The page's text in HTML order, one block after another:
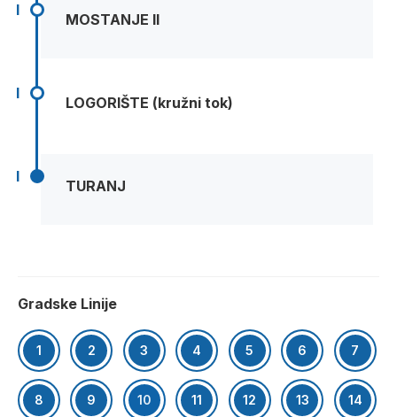
I
MOSTANJE II
I
LOGORIŠTE (kružni tok)
I
TURANJ
Gradske Linije
1 2 3 4 5 6 7
8 9 10 11 12 13 14